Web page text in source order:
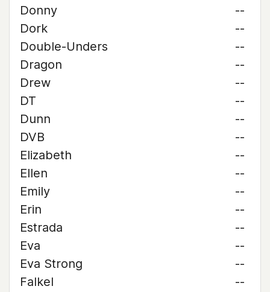
Donny
--
Dork
--
Double-Unders
--
Dragon
--
Drew
--
DT
--
Dunn
--
DVB
--
Elizabeth
--
Ellen
--
Emily
--
Erin
--
Estrada
--
Eva
--
Eva Strong
--
Falkel
--